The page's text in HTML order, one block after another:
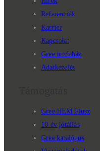
Referenciák
Karrier
Kapcsolat
Gree irodaház
Adatkezelés
Gree HEM Plusz
10 év jótállás
Gree katalógus